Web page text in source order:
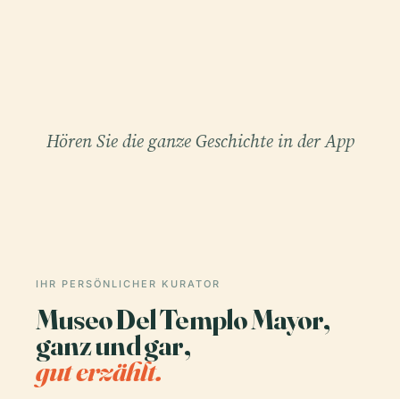
Hören Sie die ganze Geschichte in der App
IHR PERSÖNLICHER KURATOR
Museo Del Templo Mayor,
ganz und gar,
gut erzählt.